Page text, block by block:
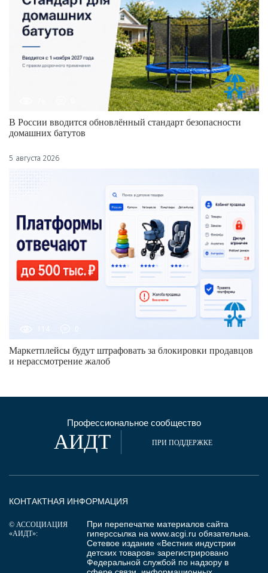
В России вводится обновлённый стандарт безопасности
домашних батутов
5 августа 2026
114
Маркетплейсы будут штрафовать за блокировки продавцов
и нерассмотрение жалоб
Профессиональное сообщество
АИДТ ПРИ ПОДДЕРЖКЕ
КОНТАКТНАЯ ИНФОРМАЦИЯ
© АССОЦИАЦИЯ
«АИДТ»:
При перепечатке материалов сайта
гиперссылка на www.acgi.ru обязательна.
Сетевое издание «Вестник индустрии
детских товаров» зарегистрировано
Федеральной службой по надзору в